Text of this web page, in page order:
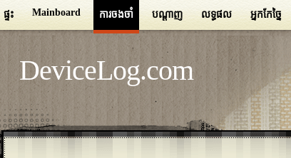
ផ្ទះ Mainboard ការចងចាំ បណ្តាញ លទ្ធផល អ្នកកែច្នៃ
DeviceLog.com